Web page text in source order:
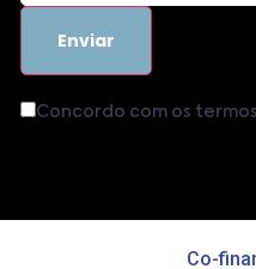
Concordo com os
Co-